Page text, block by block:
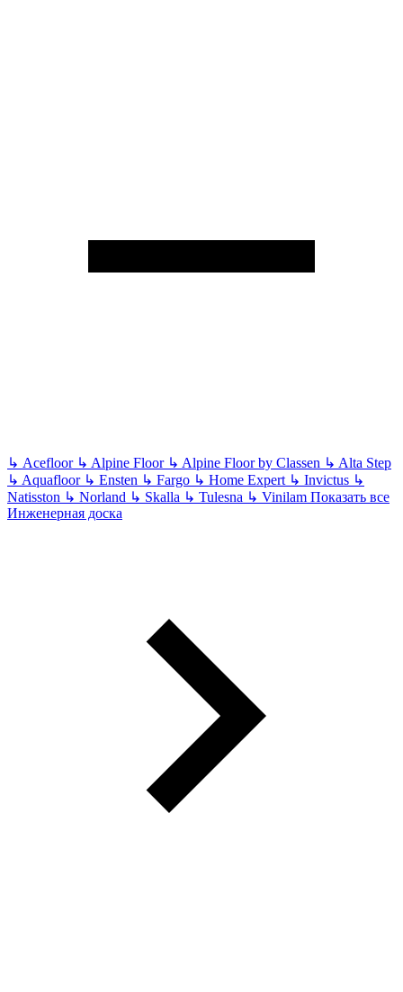
↳ Acefloor ↳ Alpine Floor ↳ Alpine Floor by Classen ↳ Alta Step
↳ Aquafloor ↳ Ensten ↳ Fargo ↳ Home Expert ↳ Invictus ↳
Natisston ↳ Norland ↳ Skalla ↳ Tulesna ↳ Vinilam Показать все
Инженерная доска